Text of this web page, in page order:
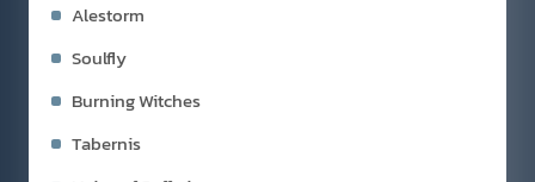
Alestorm
Soulfly
Burning Witches
Tabernis